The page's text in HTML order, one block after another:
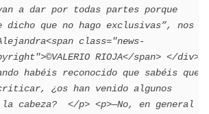
a dar por todas partes porque
dicho que no hago exclusivas”, nos
class="news-
RIOJA</span> </div>
habéis reconocido que sabéis que
¿os han venido algunos
la cabeza?  </p> <p>—No, en general –